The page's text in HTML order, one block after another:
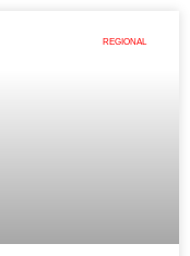
REGIONAL